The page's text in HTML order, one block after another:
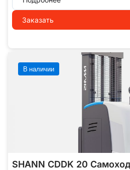
Заказать
В наличии
SHANN CDDK 20